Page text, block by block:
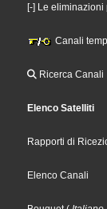
[-] Le eliminazioni
Canali
Ricerca Canali
Elenco Satelliti
Rapporti di
Elenco Canali